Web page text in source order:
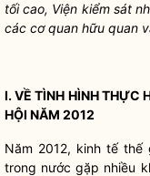
tối cao, Viện kiểm sát
các cơ quan hữu quan
I.VỀ TÌNH HÌNH THỰC
HỘI NĂM 2012
Năm 2012, kinh tế
trong nước gặp nhiều